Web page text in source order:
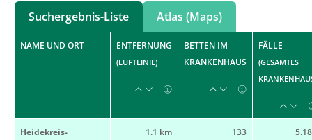
Suchergebnis-Liste Atlas (Maps)
NAME UND ORT ENTFERNUNG
(LUFTLINIE)
BETTEN IM
KRANKENHAUS
FÄLLE
(GESAMTES
Heidekreis-
1.1 km 133